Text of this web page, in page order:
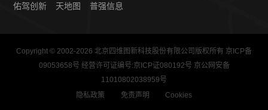
佑驾创新
天地图 普强信息
Copyright © 2002-2026 北京四维图新科技股份有限公司版权所有 京ICP备
09053658号 经营许可证编号:京ICP证080192号 京公网安备
11010802038959号
隐私政策
免责声明 Cookies